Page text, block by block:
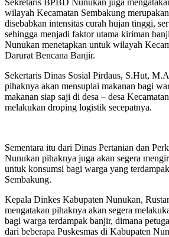
wilayah Kecamatan Sembakung
disebabkan intensitas curah hujan tinggi,
sehingga menjadi faktor utama kiriman
Nunukan menetapkan untuk wilayah
Darurat Bencana Banjir.
Sekertaris Dinas Sosial Pirdaus, S.Hut,
pihaknya akan mensuplai makanan bagi
makanan siap saji di desa – desa
melakukan droping logistik secepatnya.
Sementara itu dari Dinas Pertanian dan
Nunukan pihaknya juga akan segera
untuk konsumsi bagi warga yang
Sembakung.
Kepala Dinkes Kabupaten Nunukan,
mengatakan pihaknya akan segera
bagi warga terdampak banjir, dimana
dari beberapa Puskesmas di Kabupaten